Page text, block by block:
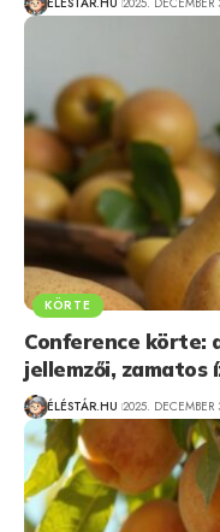
KÖRTE
Conference körte:
jellemzői, zamatos
ÉLÉSTÁR.HU 2025. DECEMBER